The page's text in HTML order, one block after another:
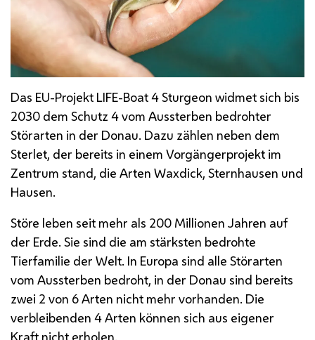
Das EU-Projekt LIFE-Boat 4 Sturgeon widmet sich bis
2030 dem Schutz 4 vom Aussterben bedrohter
Störarten in der Donau. Dazu zählen neben dem
Sterlet, der bereits in einem Vorgängerprojekt im
Zentrum stand, die Arten Waxdick, Sternhausen und
Hausen.
Störe leben seit mehr als 200 Millionen Jahren auf
der Erde. Sie sind die am stärksten bedrohte
Tierfamilie der Welt. In Europa sind alle Störarten
vom Aussterben bedroht, in der Donau sind bereits
zwei 2 von 6 Arten nicht mehr vorhanden. Die
verbleibenden 4 Arten können sich aus eigener
Kraft nicht erholen.